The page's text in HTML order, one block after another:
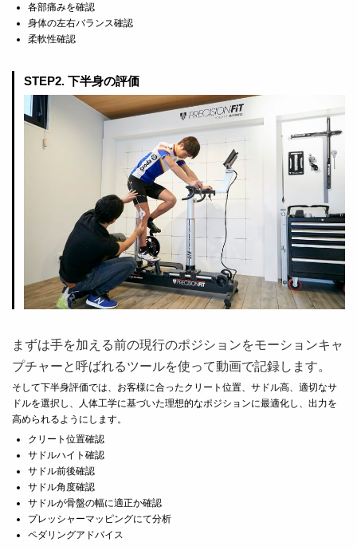
各部痛みを確認
身体の左右バランス確認
柔軟性確認
STEP2. 下半身の評価
まずは手を加える前の現行のポジションをモーションキャ
プチャーと呼ばれるツールを使って動画で記録します。
そして下半身評価では、お客様に合ったクリート位置、サドル高、適切なサ
ドルを選択し、人体工学に基づいた理想的なポジションに最適化し、出力を
高められるようにします。
クリート位置確認
サドルハイト確認
サドル前後確認
サドル角度確認
サドルが骨盤の幅に適正か確認
プレッシャーマッピングにて分析
ペダリングアドバイス